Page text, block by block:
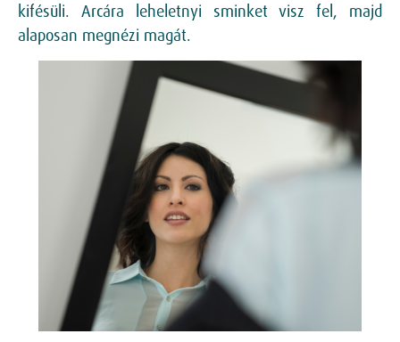
kifésüli. Arcára leheletnyi sminket visz fel, majd
alaposan megnézi magát.